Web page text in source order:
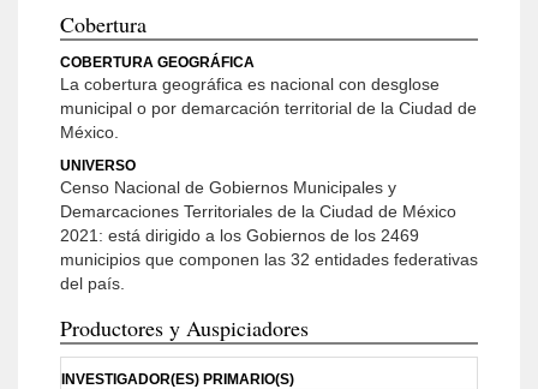
Cobertura
COBERTURA GEOGRÁFICA
La cobertura geográfica es nacional con desglose
municipal o por demarcación territorial de la Ciudad de
México.
UNIVERSO
Censo Nacional de Gobiernos Municipales y
Demarcaciones Territoriales de la Ciudad de México
2021: está dirigido a los Gobiernos de los 2469
municipios que componen las 32 entidades federativas
del país.
Productores y Auspiciadores
INVESTIGADOR(ES) PRIMARIO(S)